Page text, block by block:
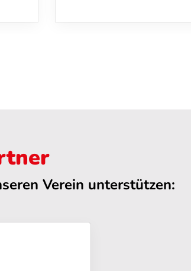
Verein unterstützen: